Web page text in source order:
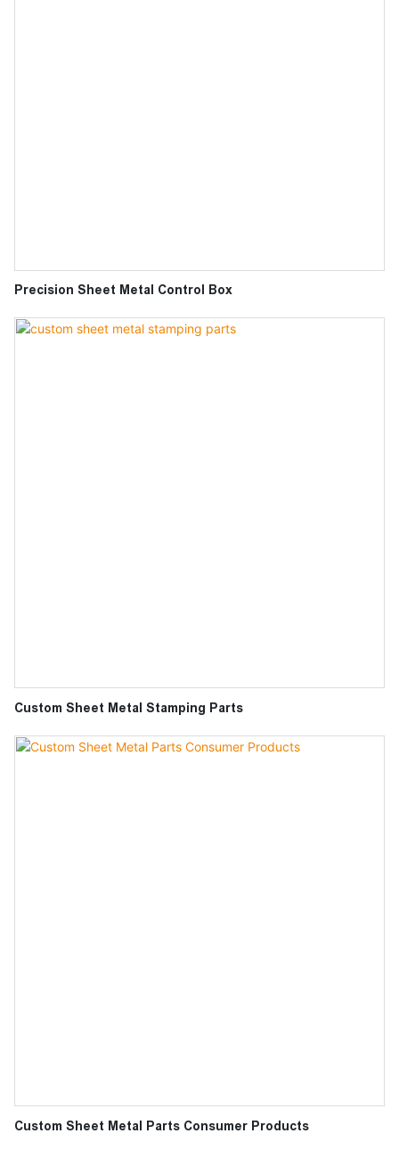
Precision Sheet Metal Control Box
Custom Sheet Metal Stamping Parts
Custom Sheet Metal Parts Consumer Products